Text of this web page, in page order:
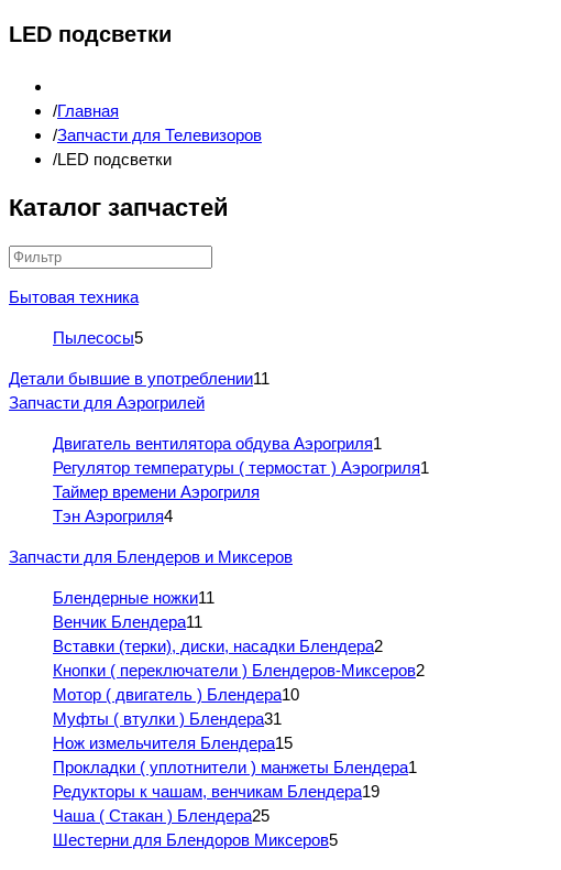
LED подсветки
Главная
Запчасти для Телевизоров
LED подсветки
Каталог запчастей
Бытовая техника
Пылесосы5
Детали бывшие в употреблении11
Запчасти для Аэрогрилей
Двигатель вентилятора обдува Аэрогриля1
Регулятор температуры ( термостат ) Аэрогриля1
Таймер времени Аэрогриля
Тэн Аэрогриля4
Запчасти для Блендеров и Миксеров
Блендерные ножки11
Венчик Блендера11
Вставки (терки), диски, насадки Блендера2
Кнопки ( переключатели ) Блендеров-Миксеров2
Мотор ( двигатель ) Блендера10
Муфты ( втулки ) Блендера31
Нож измельчителя Блендера15
Прокладки ( уплотнители ) манжеты Блендера1
Редукторы к чашам, венчикам Блендера19
Чаша ( Стакан ) Блендера25
Шестерни для Блендоров Миксеров5